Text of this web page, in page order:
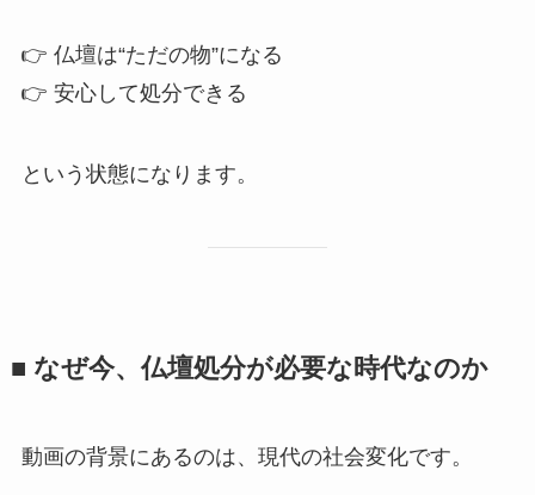
👉 仏壇は“ただの物”になる
👉 安心して処分できる
という状態になります。
■ な​ぜ今、​仏壇処分が​必要な​時代なのか
動画の背景にあるのは、現代の社会変化です。